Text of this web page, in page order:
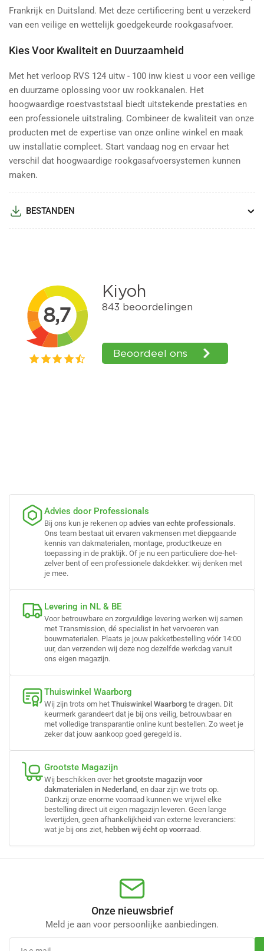
Frankrijk en Duitsland. Met deze certificering bent u verzekerd
van een veilige en wettelijk goedgekeurde rookgasafvoer.
Kies Voor Kwaliteit en Duurzaamheid
Met het verloop RVS 124 uitw - 100 inw kiest u voor een veilige
en duurzame oplossing voor uw rookkanalen. Het
hoogwaardige roestvaststaal biedt uitstekende prestaties en
een professionele uitstraling. Combineer de kwaliteit van onze
producten met de expertise van onze online winkel en maak
uw installatie compleet. Start vandaag nog en ervaar het
verschil dat hoogwaardige rookgasafvoersystemen kunnen
maken.
BESTANDEN
Advies door Professionals
Bij ons kun je rekenen op advies van echte professionals.
Ons team bestaat uit ervaren vakmensen met diepgaande
kennis van dakmaterialen, montage, productkeuze en
toepassing in de praktijk. Of je nu een particuliere doe-het-
zelver bent of een professionele dakdekker: wij denken met
je mee.
Levering in NL & BE
Voor betrouwbare en zorgvuldige levering werken wij samen
met Transmission, dé specialist in het vervoeren van
bouwmaterialen. Plaats je jouw pakketbestelling vóór 14:00
uur, dan verzenden wij deze nog dezelfde werkdag vanuit
ons eigen magazijn.
Thuiswinkel Waarborg
Wij zijn trots om het Thuiswinkel Waarborg te dragen. Dit
keurmerk garandeert dat je bij ons veilig, betrouwbaar en
met volledige transparantie online kunt bestellen. Zo weet je
zeker dat jouw aankoop goed geregeld is.
Grootste Magazijn
Wij beschikken over het grootste magazijn voor
dakmaterialen in Nederland , en daar zijn we trots op.
Dankzij onze enorme voorraad kunnen we vrijwel elke
bestelling direct uit eigen magazijn leveren. Geen lange
levertijden, geen afhankelijkheid van externe leveranciers:
wat je bij ons ziet, hebben wij écht op voorraad .
Onze nieuwsbrief
Meld je aan voor persoonlijke aanbiedingen.
Je